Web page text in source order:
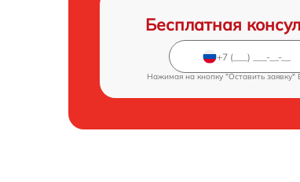
Бесплатная
Нажимая на кнопку "Оставить заявку"